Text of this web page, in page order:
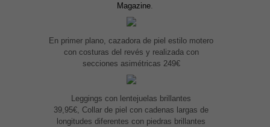
Magazine.
En primer plano, cazadora de piel estilo motero
con costuras del revés y realizada con
secciones asimétricas 249€
Leggings con lentejuelas brillantes
39,95€, Collar de piel con cadenas largas de
longitudes diferentes con piedras brillantes